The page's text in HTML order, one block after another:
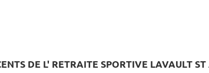
DE L' RETRAITE SPORTIVE LAVAULT